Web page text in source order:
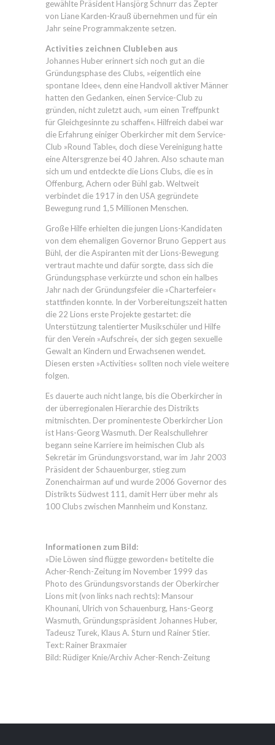
gewählte Präsident Hansjörg Schnurr das Zepter
von Liane Karden-Krauß übernehmen und für ein
Jahr seine Programmakzente setzen.
Activities zeichnen Clubleben aus
Johannes Huber erinnert sich noch gut an die
Gründungsphase des Clubs, »eigentlich eine
spontane Idee«, denn eine Handvoll aktiver Männer
hatten den Gedanken, einen Service-Club zu
gründen, nicht zuletzt auch, »um einen Treffpunkt
für Gleichgesinnte zu schaffen«. Hilfreich dabei war
die Erfahrung einiger Oberkircher mit dem Service-
Club »Round Table«, doch diese Vereinigung hatte
eine Altersgrenze bei 40 Jahren. Also schaute man
sich um und entdeckte die Lions Clubs, die es in
Offenburg, Achern oder Bühl gab. Weltweit
verbindet die 1917 in den USA gegründete
Bewegung rund 1,5 Millionen Menschen.
Große Hilfe erhielten die jungen Lions-Kandidaten
von dem ehemaligen Governor Bruno Geppert aus
Bühl, der die Aspiranten mit der Lions-Bewegung
vertraut machte und dafür sorgte, dass sich die
Gründungsphase verkürzte und schon ein halbes
Jahr nach der Gründungsfeier die »Charterfeier«
stattfinden konnte. In der Vorbereitungszeit hatten
die 22 Lions erste Projekte gestartet: die
Unterstützung talentierter Musikschüler und Hilfe
für den Verein »Aufschrei«, der sich gegen sexuelle
Gewalt an Kindern und Erwachsenen wendet.
Diesen ersten »Activities« sollten noch viele weitere
folgen.
Es dauerte auch nicht lange, bis die Oberkircher in
der überregionalen Hierarchie des Distrikts
mitmischten. Der prominenteste Oberkircher Lion
ist Hans-Georg Wasmuth. Der Realschullehrer
begann seine Karriere im heimischen Club als
Sekretär im Gründungsvorstand, war im Jahr 2003
Präsident der Schauenburger, stieg zum
Zonenchairman auf und wurde 2006 Governor des
Distrikts Südwest 111, damit Herr über mehr als
100 Clubs zwischen Mannheim und Konstanz.
Informationen zum Bild:
»Die Löwen sind flügge geworden« betitelte die
Acher-Rench-Zeitung im November 1999 das
Photo des Gründungsvorstands der Oberkircher
Lions mit (von links nach rechts): Mansour
Khounani, Ulrich von Schauenburg, Hans-Georg
Wasmuth, Gründungspräsident Johannes Huber,
Tadeusz Turek, Klaus A. Sturn und Rainer Stier.
Text: Rainer Braxmaier
Bild: Rüdiger Knie/Archiv Acher-Rench-Zeitung